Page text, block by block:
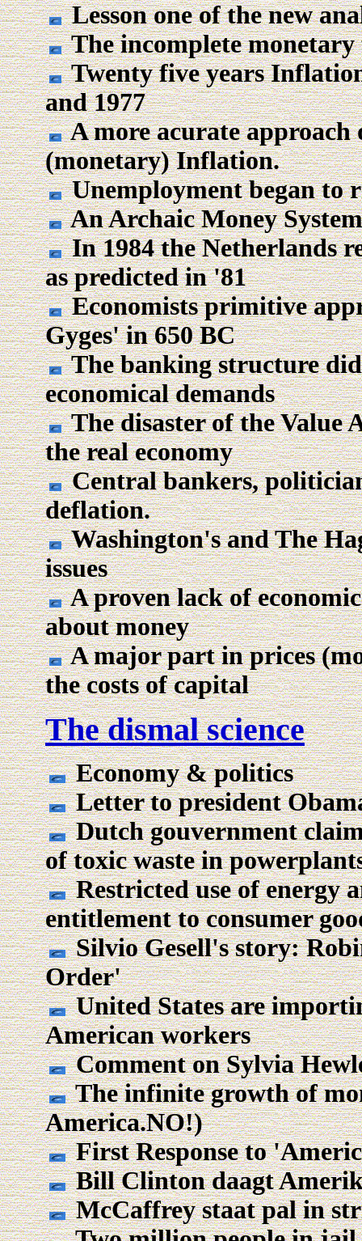
Lesson one of the new
The incomplete
Twenty five years
and 1977
A more acurate approach
(monetary) Inflation.
Unemployment began to
An Archaic Money
In 1984 the Netherlands
as predicted in '81
Economists primitive
Gyges' in 650 BC
The banking structure
economical demands
The disaster of the Value
the real economy
Central bankers,
deflation.
Washington's and The
issues
A proven lack of
about money
A major part in prices
the costs of capital
The dismal science
Economy & politics
Letter to president
Dutch gouvernment
of toxic waste in
Restricted use of energy
entitlement to consumer
Silvio Gesell's story:
Order'
United States are
American workers
Comment on Sylvia
The infinite growth of
America.NO!)
First Response to
Bill Clinton daagt
McCaffrey staat pal in